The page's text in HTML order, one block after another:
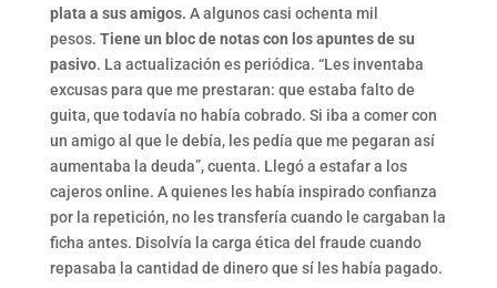
plata a sus amigos. A algunos casi ochenta mil
pesos. Tiene un bloc de notas con los apuntes de su
pasivo. La actualización es periódica. “Les inventaba
excusas para que me prestaran: que estaba falto de
guita, que todavía no había cobrado. Si iba a comer con
un amigo al que le debía, les pedía que me pegaran así
aumentaba la deuda”, cuenta. Llegó a estafar a los
cajeros online. A quienes les había inspirado confianza
por la repetición, no les transfería cuando le cargaban la
ficha antes. Disolvía la carga ética del fraude cuando
repasaba la cantidad de dinero que sí les había pagado.